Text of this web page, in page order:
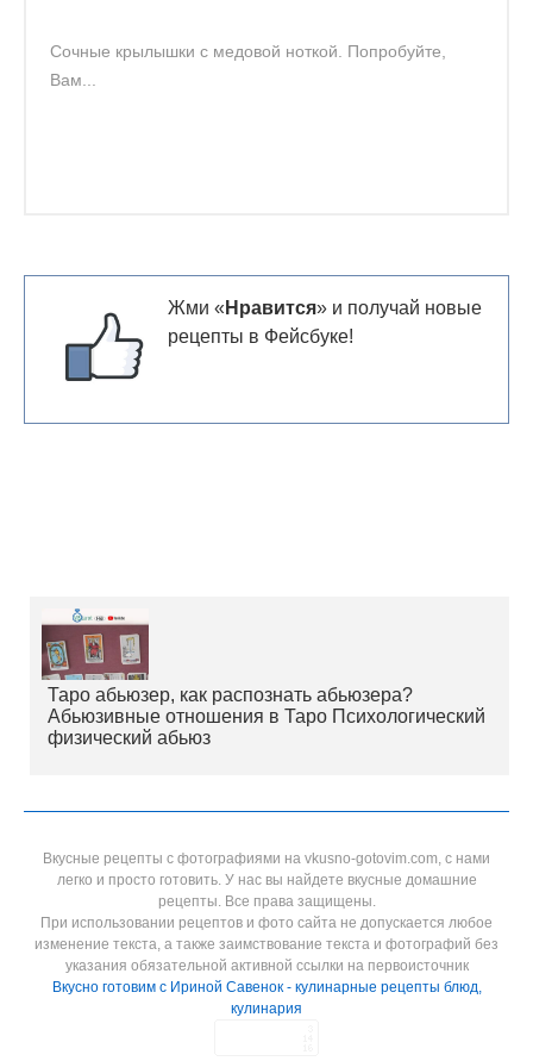
Сочные крылышки с медовой ноткой. Попробуйте,
Вам...
Жми « Нравится» и получай новые
рецепты в Фейсбуке!
Таро абьюзер, как распознать абьюзера?
Абьюзивные отношения в Таро Психологический
физический абьюз
Вкусные рецепты с фотографиями на vkusno-gotovim.com, с нами
легко и просто готовить. У нас вы найдете вкусные домашние
рецепты. Все права защищены.
При использовании рецептов и фото сайта не допускается любое
изменение текста, а также заимствование текста и фотографий без
указания обязательной активной ссылки на первоисточник
Вкусно готовим с Ириной Савенок - кулинарные рецепты блюд,
кулинария